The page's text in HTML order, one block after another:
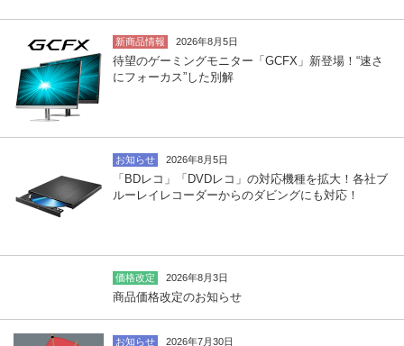
新商品情報 2026年8月5日
待望のゲーミングモニター「GCFX」新登場！“速さ
にフォーカス”した別解
お知らせ 2026年8月5日
「BDレコ」「DVDレコ」の対応機種を拡大！各社ブ
ルーレイレコーダーからのダビングにも対応！
価格改定 2026年8月3日
商品価格改定のお知らせ
お知らせ 2026年7月30日